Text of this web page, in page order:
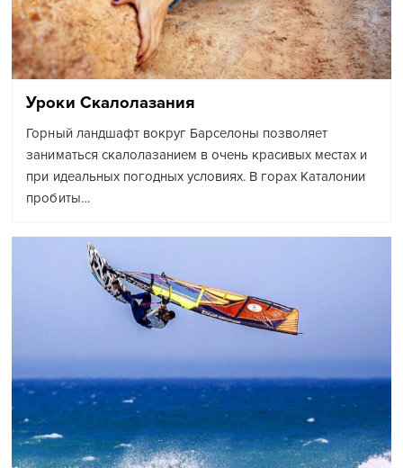
Уроки Скалолазания
Горный ландшафт вокруг Барселоны позволяет
заниматься скалолазанием в очень красивых местах и
при идеальных погодных условиях. В горах Каталонии
пробиты…